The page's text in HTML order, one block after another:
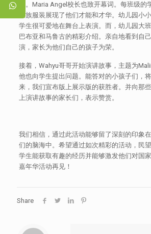
持。Maria Angel校长也致开幕词。每班级的
民族服装展现了他们才能和才华。幼儿园小
学生很可爱地在舞台上表演。而，幼儿园大
巴布亚和马鲁古的精彩介绍。亲自地看到自
演，家长为他们自己的孩子为荣。
接着，Wahyu哥哥开始演讲故事，主题为
他也向学生提出问题。能答对的小孩子们，
来，我们宣布版上展示版的获胜者。并向那
上演讲故事的家长们，表示赞赏。
我们相信，通过此活动能够留了深刻的印象
们的脑海中。希望通过如次精彩的活动，民
学生能获取有趣的经历并能够激发他们对国
嘉年华活动再见！
Share